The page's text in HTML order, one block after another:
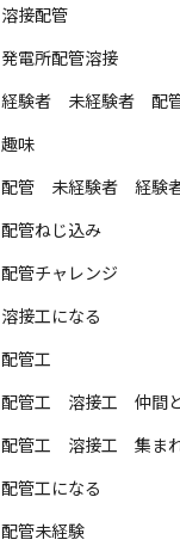
溶接配管
発電所配管溶接
経験者 未経験者 配管工 溶
趣味
配管 未経験者 経験
配管ねじ込み
配管チャレンジ
溶接工になる
配管工
配管工 溶接工 仲間
配管工 溶接工 集ま
配管工になる
配管未経験